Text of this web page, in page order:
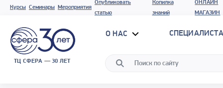
Курсы Семинары Мероприятия
Опубликовать
статью
Копилка
знаний
ОНЛАЙН
МАГАЗИН
ТЦ СФЕРА — 30 ЛЕТ
О НАС